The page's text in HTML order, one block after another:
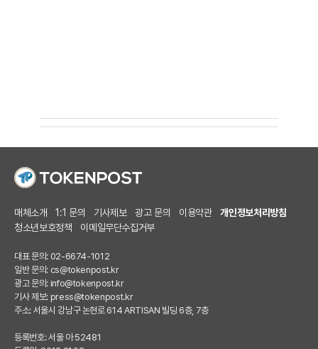
매체소개 1:1 문의 기사제보 광고 문의 이용약관
개인정보처리방침
청소년보호정책
이메일무단수집거부
대표 문의: 02-6674-1012
일반 문의: cs@tokenpost.kr
광고 문의: info@tokenpost.kr
기사 제보: press@tokenpost.kr
주소: 서울시 강남구 논현로 614 ARTISAN 빌딩 6층, 7층
등록번호: 서울 아 52481